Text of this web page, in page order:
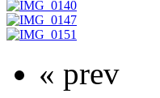
« prev